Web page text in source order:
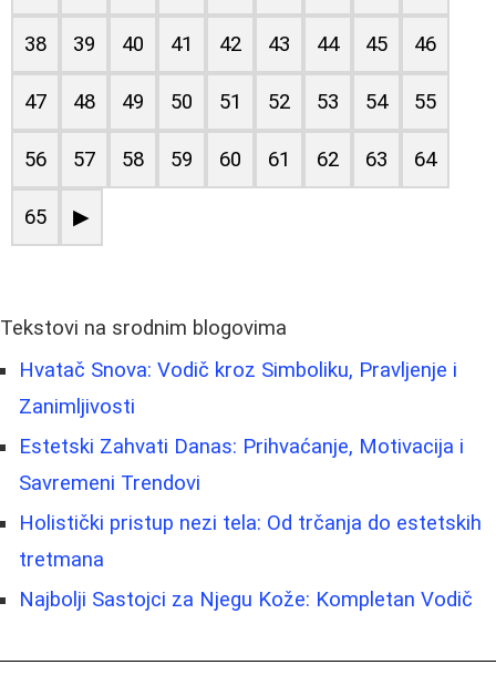
38 39 40 41 42 43 44 45 46
47 48 49 50 51 52 53 54 55
56 57 58 59 60 61 62 63 64
65 ▶
Tekstovi na srodnim blogovima
Hvatač Snova: Vodič kroz Simboliku, Pravljenje i
Zanimljivosti
Estetski Zahvati Danas: Prihvaćanje, Motivacija i
Savremeni Trendovi
Holistički pristup nezi tela: Od trčanja do estetskih
tretmana
Najbolji Sastojci za Njegu Kože: Kompletan Vodič